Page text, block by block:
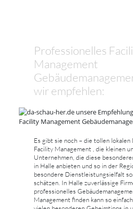
Professionelles
Management
wir empfehlen:
Es gibt sie noch – die tollen
Facility Management , die kleinen
Unternehmen, die diese
in Halle anbieten und so in der
besondere Dienstleistungsielfalt
schätzen. In Halle zuverlässige
professionelles
Management finden kann so